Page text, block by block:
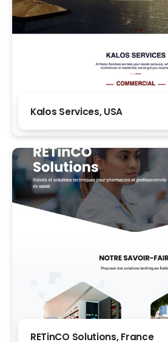
Kalos Services, USA
RETinCO Solutions, France